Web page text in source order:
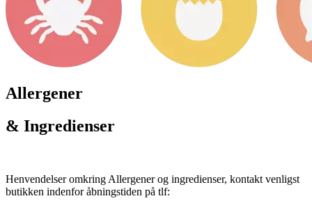
Allergener
& Ingredienser
Henvendelser omkring Allergener og ingredienser, kontakt venligst
butikken indenfor åbningstiden på tlf: